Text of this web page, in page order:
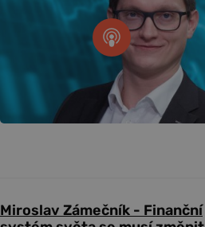
Miroslav Zámečník - Finanční